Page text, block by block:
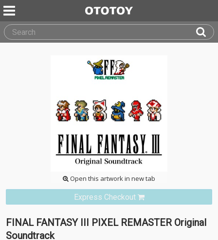
Open this artwork in new tab
Express Checkout
FINAL FANTASY III PIXEL REMASTER Original
Soundtrack